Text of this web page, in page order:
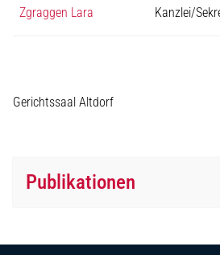
Zgraggen Lara Kanzlei/
Gerichtssaal Altdorf
Publikationen